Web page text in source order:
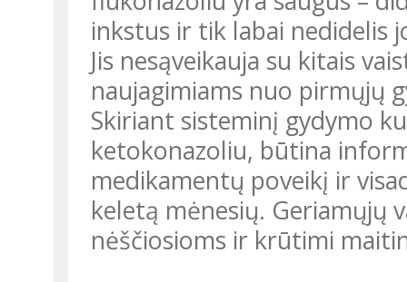
inkstus ir tik labai nedidelis
Jis nesąveikauja su kitais
naujagimiams nuo pirmųjų
Skiriant sisteminį gydymo
ketokonazoliu, būtina
medikamentų poveikį ir
keletą mėnesių. Geriamųjų
nėščiosioms ir krūtimi